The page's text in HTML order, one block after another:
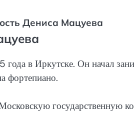
Дениса Мацуева
в Иркутске. Он начал
фортепиано.
государственную